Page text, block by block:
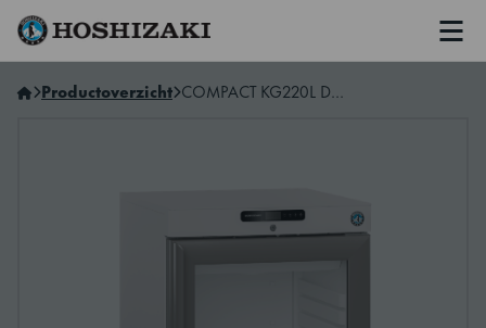
Hoshizaki Netherlands
Productoverzicht COMPACT KG220L DR G E ONDERBOUWKOELER MET GLASDEUR